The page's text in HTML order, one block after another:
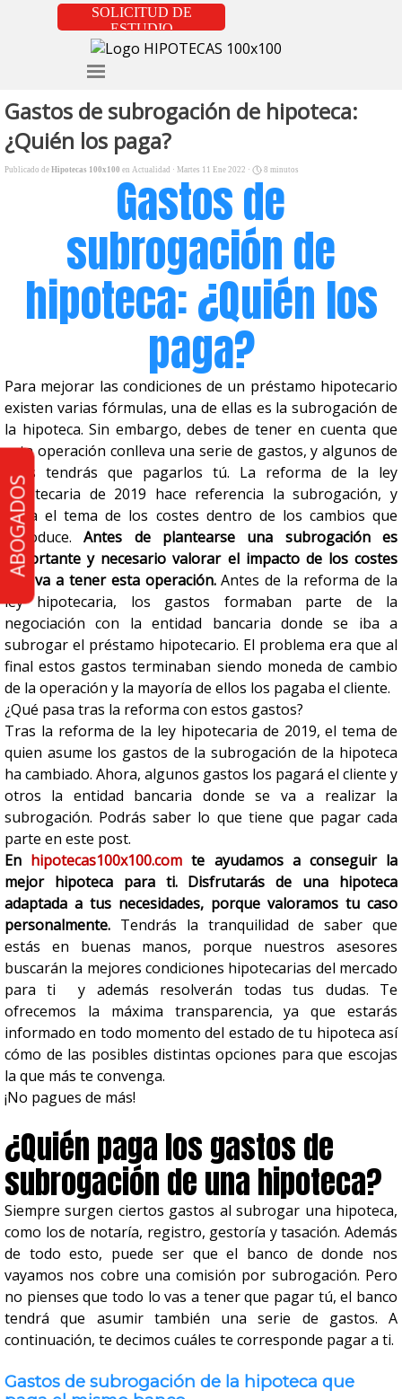
Vaya al Contenido
Saltar menú
SOLICITUD DE
ESTUDIO
Gastos de subrogación de hipoteca:
¿Quién los paga?
Publicado de Hipotecas 100x100 en Actualidad · Martes 11 Ene 2022 · 8 minutos
Gastos de
subrogación de
hipoteca: ¿Quién los
paga?
Para mejorar las condiciones de un préstamo hipotecario
existen varias fórmulas, una de ellas es la subrogación de
la hipoteca. Sin embargo, debes de tener en cuenta que
esta operación conlleva una serie de gastos, y algunos de
ellos tendrás que pagarlos tú. La reforma de la ley
hipotecaria de 2019 hace referencia la subrogación, y
trata el tema de los costes dentro de los cambios que
introduce. Antes de plantearse una subrogación es
importante y necesario valorar el impacto de los costes
que va a tener esta operación.Antes de la reforma de la
ley hipotecaria, los gastos formaban parte de la
negociación con la entidad bancaria donde se iba a
subrogar el préstamo hipotecario. El problema era que al
final estos gastos terminaban siendo moneda de cambio
de la operación y la mayoría de ellos los pagaba el cliente.
¿Qué pasa tras la reforma con estos gastos?
Tras la reforma de la ley hipotecaria de 2019, el tema de
quien asume los gastos de la subrogación de la hipoteca
ha cambiado. Ahora, algunos gastos los pagará el cliente y
otros la entidad bancaria donde se va a realizar la
subrogación. Podrás saber lo que tiene que pagar cada
parte en este post.
En hipotecas100x100.com te ayudamos a conseguir la
mejor hipoteca para ti. Disfrutarás de una hipoteca
adaptada a tus necesidades, porque valoramos tu caso
personalmente. Tendrás la tranquilidad de saber que
estás en buenas manos, porque nuestros asesores
buscarán la mejores condiciones hipotecarias del mercado
para ti y además resolverán todas tus dudas. Te
ofrecemos la máxima transparencia, ya que estarás
informado en todo momento del estado de tu hipoteca así
cómo de las posibles distintas opciones para que escojas
la que más te convenga.
¡No pagues de más!
¿Quién paga los gastos de
subrogación de una hipoteca?
Siempre surgen ciertos gastos al subrogar una hipoteca,
como los de notaría, registro, gestoría y tasación. Además
de todo esto, puede ser que el banco de donde nos
vayamos nos cobre una comisión por subrogación. Pero
no pienses que todo lo vas a tener que pagar tú, el banco
tendrá que asumir también una serie de gastos. A
continuación, te decimos cuáles te corresponde pagar a ti.
Gastos de subrogación de la hipoteca que
ABOGADOS